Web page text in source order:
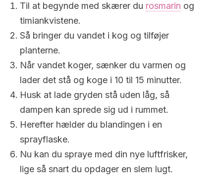
Til at begynde med skærer du rosmarin og
timiankvistene.
Så bringer du vandet i kog og tilføjer
planterne.
Når vandet koger, sænker du varmen og
lader det stå og koge i 10 til 15 minutter.
Husk at lade gryden stå uden låg, så
dampen kan sprede sig ud i rummet.
Herefter hælder du blandingen i en
sprayflaske.
Nu kan du spraye med din nye luftfrisker,
lige så snart du opdager en slem lugt.